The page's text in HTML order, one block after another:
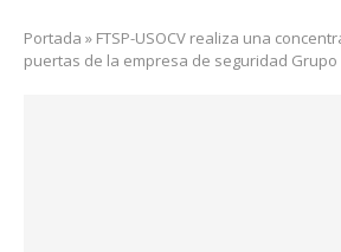
Portada » FTSP-USOCV realiza una
puertas de la empresa de seguridad Grupo